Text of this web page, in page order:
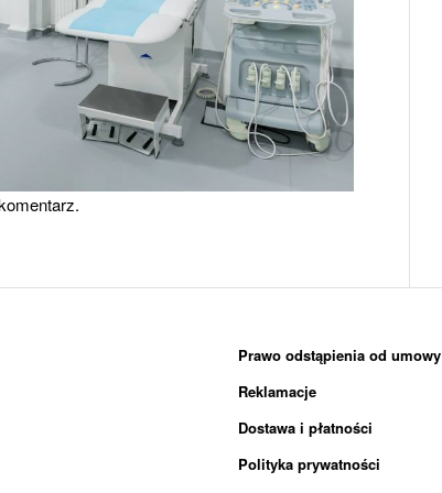
Prawo odstąpienia od umowy
Reklamacje
Dostawa i płatności
Polityka prywatności